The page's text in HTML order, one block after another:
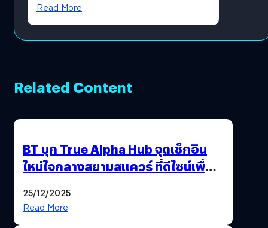
Read More
Related Content
BT บุก True Alpha Hub จุดเช็กอิน
ใหม่ใจกลางสยามสแควร์ ที่ดีไซน์เพื่อ
25/12/2025
Read More